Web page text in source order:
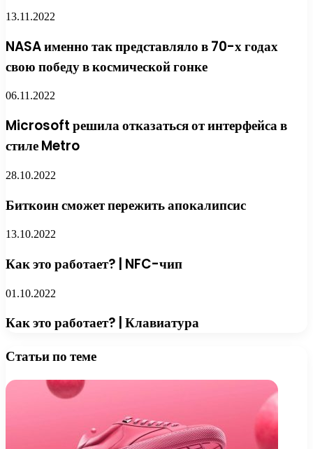
13.11.2022
NASA именно так представляло в 70-х годах
свою победу в космической гонке
06.11.2022
Microsoft решила отказаться от интерфейса в
стиле Metro
28.10.2022
Биткоин сможет пережить апокалипсис
13.10.2022
Как это работает? | NFC-чип
01.10.2022
Как это работает? | Клавиатура
Статьи по теме